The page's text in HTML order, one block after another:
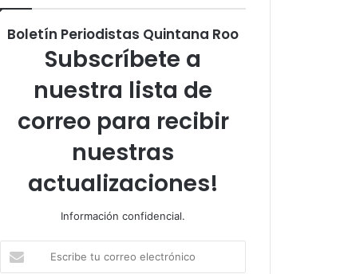
Boletín Periodistas Quintana Roo
Subscríbete a
nuestra lista de
correo para recibir
nuestras
actualizaciones!
Información confidencial.
tu